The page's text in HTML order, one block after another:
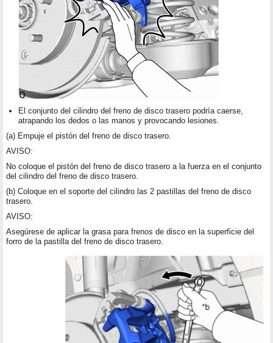
El conjunto del cilindro del freno de disco trasero podría caerse,
atrapando los dedos o las manos y provocando lesiones.
(a) Empuje el pistón del freno de disco trasero.
AVISO:
No coloque el pistón del freno de disco trasero a la fuerza en el conjunto
del cilindro del freno de disco trasero.
(b) Coloque en el soporte del cilindro las 2 pastillas del freno de disco
trasero.
AVISO:
Asegúrese de aplicar la grasa para frenos de disco en la superficie del
forro de la pastilla del freno de disco trasero.